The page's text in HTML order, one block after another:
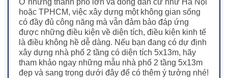
Ở những thành phố lớn và đông dân cư như Hà Nội
hoặc TPHCM, việc xây dựng một không gian sống
có đầy đủ công năng mà vẫn đảm bảo đáp ứng
được những điều kiện về diện tích, điều kiện kinh tế
là điều không hề dễ dàng. Nếu bạn đang có dự định
xây dựng nhà phố 2 tầng có diện tích 5x13m, hãy
tham khảo ngay những mẫu nhà phố 2 tầng 5x13m
đẹp và sang trọng dưới đây để có thêm ý tưởng nhé!